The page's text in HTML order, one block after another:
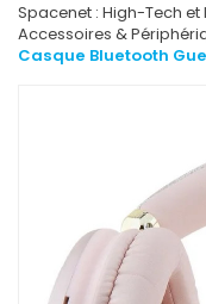
Spacenet : High-Tech
Accessoires &
Casque Bluetooth